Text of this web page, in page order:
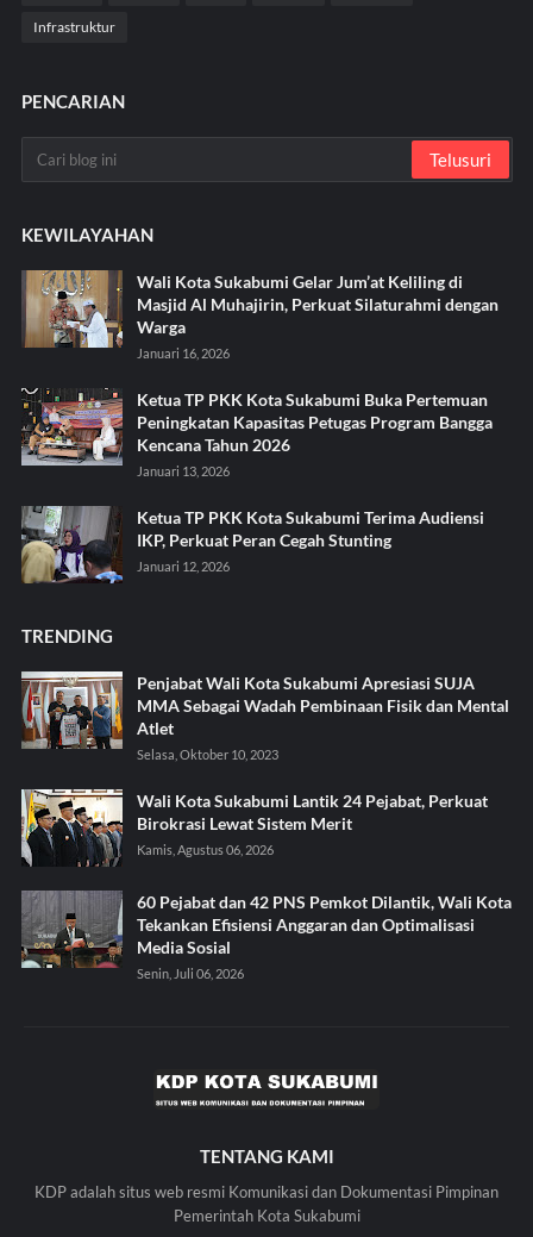
Infrastruktur
PENCARIAN
KEWILAYAHAN
Wali Kota Sukabumi Gelar Jum’at Keliling di
Masjid Al Muhajirin, Perkuat Silaturahmi dengan
Warga
Januari 16, 2026
Ketua TP PKK Kota Sukabumi Buka Pertemuan
Peningkatan Kapasitas Petugas Program Bangga
Kencana Tahun 2026
Januari 13, 2026
Ketua TP PKK Kota Sukabumi Terima Audiensi
IKP, Perkuat Peran Cegah Stunting
Januari 12, 2026
TRENDING
Penjabat Wali Kota Sukabumi Apresiasi SUJA
MMA Sebagai Wadah Pembinaan Fisik dan Mental
Atlet
Selasa, Oktober 10, 2023
Wali Kota Sukabumi Lantik 24 Pejabat, Perkuat
Birokrasi Lewat Sistem Merit
Kamis, Agustus 06, 2026
60 Pejabat dan 42 PNS Pemkot Dilantik, Wali Kota
Tekankan Efisiensi Anggaran dan Optimalisasi
Media Sosial
Senin, Juli 06, 2026
TENTANG KAMI
KDP adalah situs web resmi Komunikasi dan Dokumentasi Pimpinan
Pemerintah Kota Sukabumi